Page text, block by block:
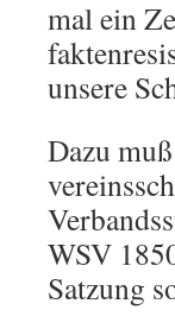
mal ein
unsere
Dazu
WSV
Satzung